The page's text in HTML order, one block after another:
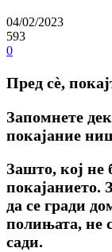
04/02/2023
593
0
Пред сѐ,
Запомнете
покајание
Зашто, кој не
покајанието.
да се гради
полињата, не
сади.